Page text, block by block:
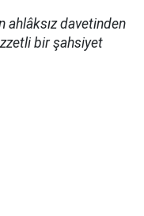
ahlâksız davetinden
bir şahsiyet